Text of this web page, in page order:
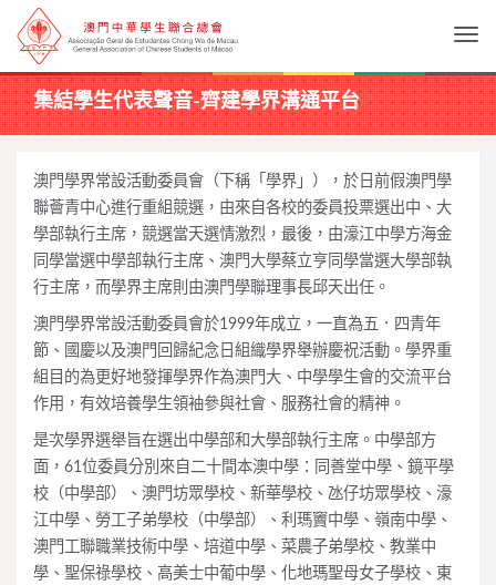
集結學生代表聲音-齊建學界溝通平台
澳門學界常設活動委員會（下稱「學界」），於日前假澳門學
聯薈青中心進行重組競選，由來自各校的委員投票選出中、大
學部執行主席，競選當天選情激烈，最後，由濠江中學方海金
同學當選中學部執行主席、澳門大學蔡立亨同學當選大學部執
行主席，而學界主席則由澳門學聯理事長邱天出任。
澳門學界常設活動委員會於1999年成立，一直為五．四青年
節、國慶以及澳門回歸紀念日組織學界舉辦慶祝活動。學界重
組目的為更好地發揮學界作為澳門大、中學學生會的交流平台
作用，有效培養學生領袖參與社會、服務社會的精神。
是次學界選舉旨在選出中學部和大學部執行主席。中學部方
面，61位委員分別來自二十間本澳中學：同善堂中學、鏡平學
校（中學部）、澳門坊眾學校、新華學校、氹仔坊眾學校、濠
江中學、勞工子弟學校（中學部）、利瑪竇中學、嶺南中學、
澳門工聯職業技術中學、培道中學、菜農子弟學校、教業中
學、聖保祿學校、高美士中葡中學、化地瑪聖母女子學校、東